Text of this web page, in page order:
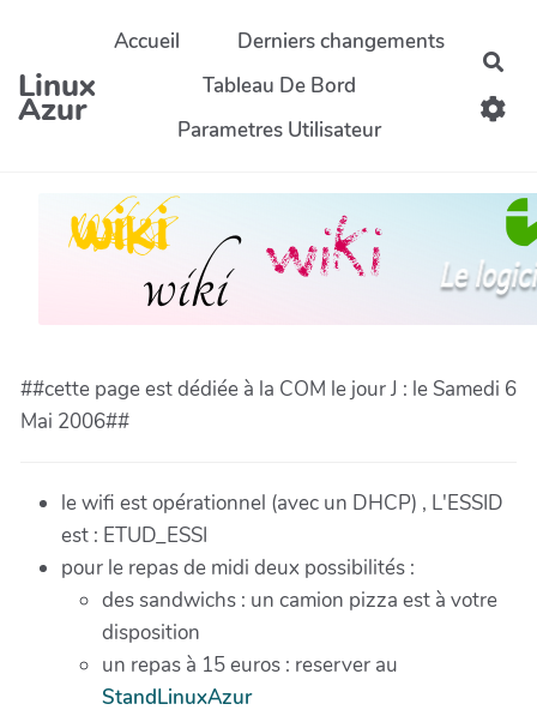
Aller au contenu principal
Linux
Azur
Accueil
Derniers changements
Tableau De Bord
Parametres Utilisateur
##cette page est dédiée à la COM le jour J : le Samedi 6
Mai 2006##
le wifi est opérationnel (avec un DHCP) , L'ESSID
est : ETUD_ESSI
pour le repas de midi deux possibilités :
des sandwichs : un camion pizza est à votre
disposition
un repas à 15 euros : reserver au
StandLinuxAzur